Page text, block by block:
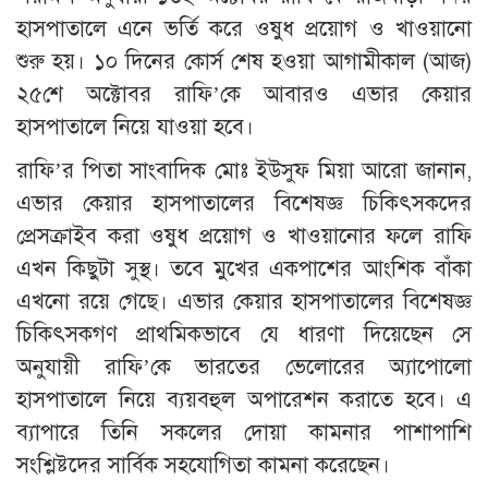
হাসপাতালে এনে ভর্তি করে ওষুধ প্রয়োগ ও খাওয়ানো
শুরু হয়। ১০ দিনের কোর্স শেষ হওয়া আগামীকাল (আজ)
২৫শে অক্টোবর রাফি’কে আবারও এভার কেয়ার
হাসপাতালে নিয়ে যাওয়া হবে।
রাফি’র পিতা সাংবাদিক মোঃ ইউসুফ মিয়া আরো জানান,
এভার কেয়ার হাসপাতালের বিশেষজ্ঞ চিকিৎসকদের
প্রেসক্রাইব করা ওষুধ প্রয়োগ ও খাওয়ানোর ফলে রাফি
এখন কিছুটা সুস্থ। তবে মুখের একপাশের আংশিক বাঁকা
এখনো রয়ে গেছে। এভার কেয়ার হাসপাতালের বিশেষজ্ঞ
চিকিৎসকগণ প্রাথমিকভাবে যে ধারণা দিয়েছেন সে
অনুযায়ী রাফি’কে ভারতের ভেলোরের অ্যাপোলো
হাসপাতালে নিয়ে ব্যয়বহুল অপারেশন করাতে হবে। এ
ব্যাপারে তিনি সকলের দোয়া কামনার পাশাপাশি
সংশ্লিষ্টদের সার্বিক সহযোগিতা কামনা করেছেন।